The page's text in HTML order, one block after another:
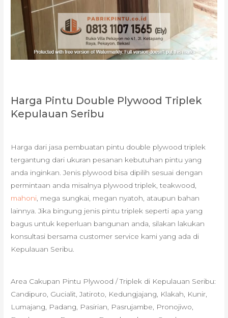
Harga Pintu Double Plywood Triplek
Kepulauan Seribu
Harga dari jasa pembuatan pintu double plywood triplek
tergantung dari ukuran pesanan kebutuhan pintu yang
anda inginkan. Jenis plywood bisa dipilih sesuai dengan
permintaan anda misalnya plywood triplek, teakwood,
mahoni, mega sungkai, megan nyatoh, ataupun bahan
lainnya. Jika bingung jenis pintu triplek seperti apa yang
bagus untuk keperluan bangunan anda, silakan lakukan
konsultasi bersama customer service kami yang ada di
Kepulauan Seribu.
Area Cakupan Pintu Plywood / Triplek di Kepulauan Seribu:
Candipuro, Gucialit, Jatiroto, Kedungjajang, Klakah, Kunir,
Lumajang, Padang, Pasirian, Pasrujambe, Pronojiwo,